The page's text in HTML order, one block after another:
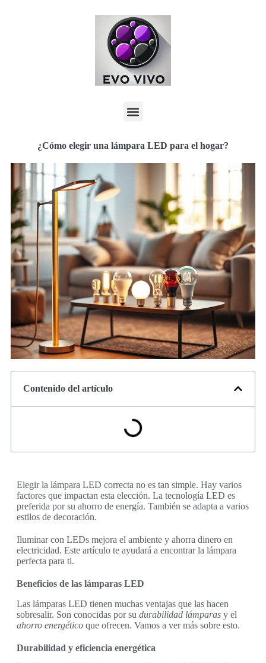
¿Cómo elegir una lámpara LED para el hogar?
Contenido del artículo
Elegir la lámpara LED correcta no es tan simple. Hay varios
factores que impactan esta elección. La tecnología LED es
preferida por su ahorro de energía. También se adapta a varios
estilos de decoración.
Iluminar con LEDs mejora el ambiente y ahorra dinero en
electricidad. Este artículo te ayudará a encontrar la lámpara
perfecta para ti.
Beneficios de las lámparas LED
Las lámparas LED tienen muchas ventajas que las hacen
sobresalir. Son conocidas por su durabilidad lámparas y el
ahorro energético que ofrecen. Vamos a ver más sobre esto.
Durabilidad y eficiencia energética